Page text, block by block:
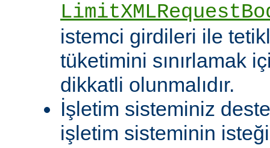
istemci girdileri ile
tüketimini sınırlamak
dikkatli olunmalıdır.
İşletim sisteminiz
işletim sisteminin isteği